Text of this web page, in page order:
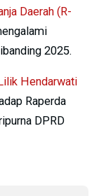
Daerah (R-
2025.
Lilik Hendarwati
Raperda
DPRD